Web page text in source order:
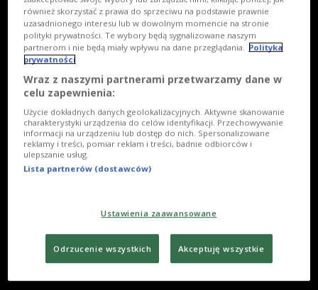
również skorzystać z prawa do sprzeciwu na podstawie prawnie
uzasadnionego interesu lub w dowolnym momencie na stronie
polityki prywatności. Te wybory będą sygnalizowane naszym
partnerom i nie będą miały wpływu na dane przeglądania. Polityka
prywatności
Wraz z naszymi partnerami przetwarzamy dane w
celu zapewnienia:
Użycie dokładnych danych geolokalizacyjnych. Aktywne skanowanie
charakterystyki urządzenia do celów identyfikacji. Przechowywanie
informacji na urządzeniu lub dostęp do nich. Spersonalizowane
reklamy i treści, pomiar reklam i treści, badnie odbiorców i
ulepszanie usług.
Lista partnerów (dostawców)
Ustawienia zaawansowane
Odrzucenie wszystkich Akceptuję wszystkie